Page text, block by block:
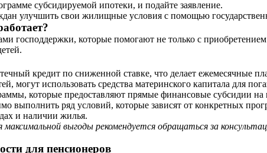
субсидируемой ипотеки, и подайте заявление.
улучшить свои жилищные условия с помощью
господдержки, которые помогают не только с
кредит по сниженной ставке, что делает ежемесячные
могут использовать средства материнского капитала для
которые предоставляют прямые финансовые субсидии
выполнить ряд условий, которые зависят от конкретных
и наличии жилья.
выгоды рекомендуется обращаться за
для пенсионеров